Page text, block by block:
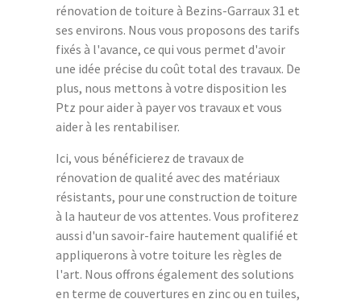
rénovation de toiture à Bezins-Garraux 31 et
ses environs. Nous vous proposons des tarifs
fixés à l'avance, ce qui vous permet d'avoir
une idée précise du coût total des travaux. De
plus, nous mettons à votre disposition les
Ptz pour aider à payer vos travaux et vous
aider à les rentabiliser.
Ici, vous bénéficierez de travaux de
rénovation de qualité avec des matériaux
résistants, pour une construction de toiture
à la hauteur de vos attentes. Vous profiterez
aussi d'un savoir-faire hautement qualifié et
appliquerons à votre toiture les règles de
l'art. Nous offrons également des solutions
en terme de couvertures en zinc ou en tuiles,